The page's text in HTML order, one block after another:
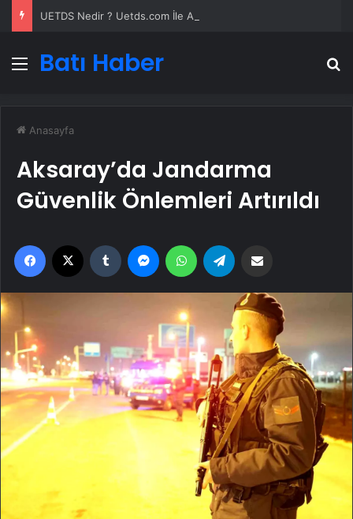
Menü
Batı Haber
Anasayfa
Aksaray’da Jandarma
Güvenlik Önlemleri Artırıldı
Facebook Tumblr MessengerWhatsApp